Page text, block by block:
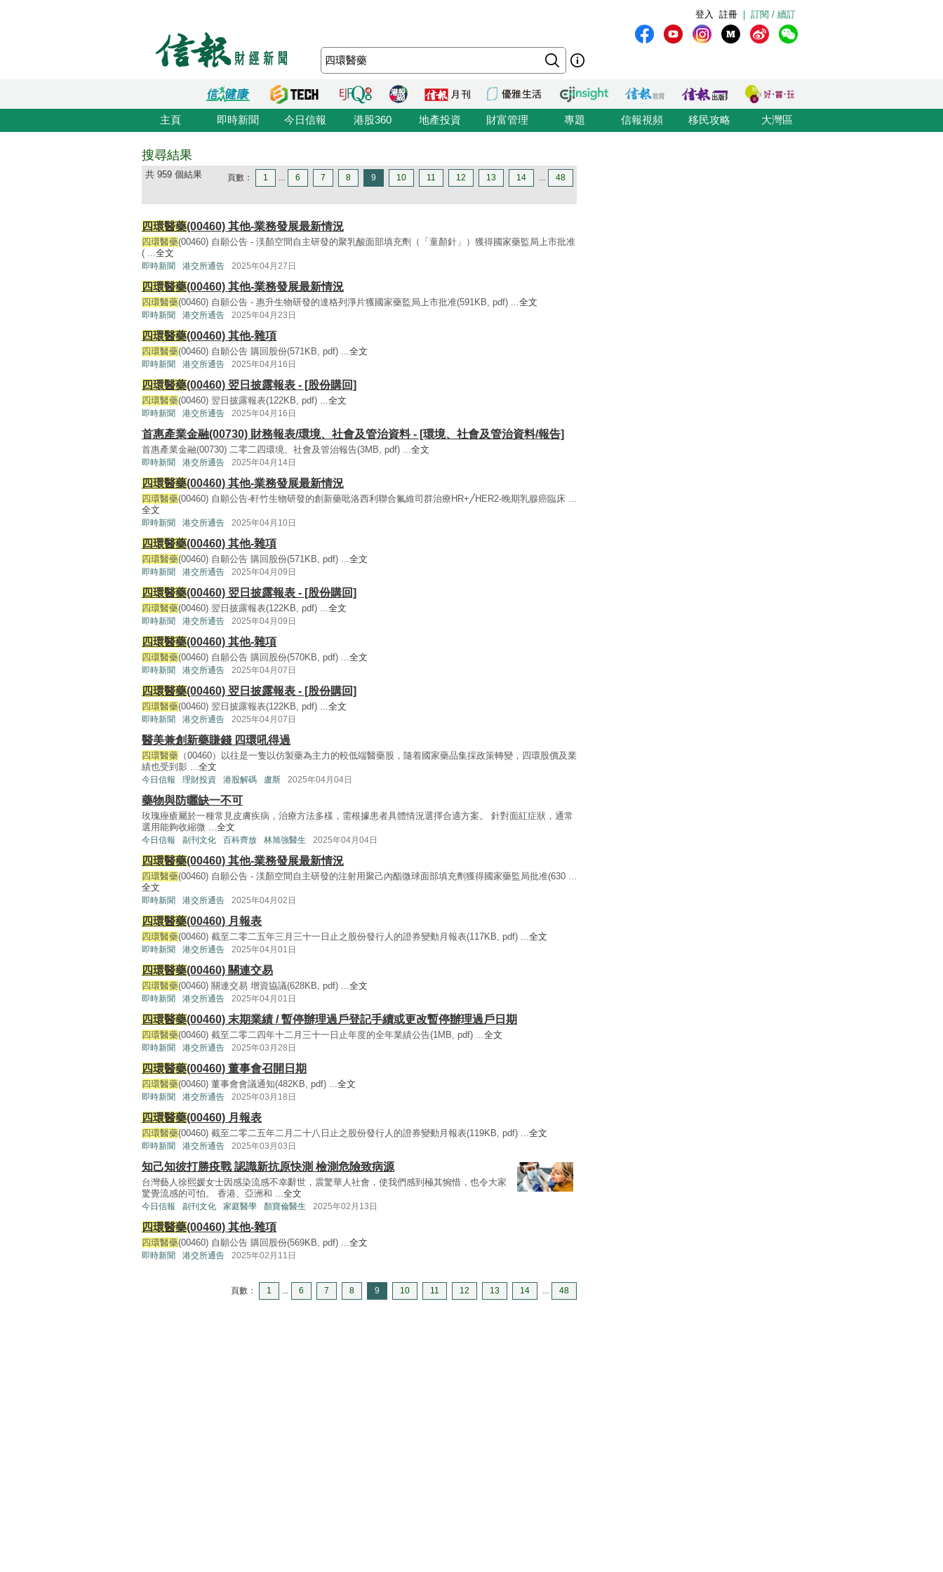
訂閱 / 續訂
註冊
登入
主頁 即時新聞 今日信報 港股360 地產投資 財富管理 專題 信報視頻 移民攻略 大灣區
搜尋結果
共 959 個結果 頁數： 1 ... 6 7 8 9 10 11 12 13 14 ... 48
四環醫藥(00460) 其他-業務發展最新情況
四環醫藥(00460) 自願公告 - 渼顏空間自主研發的聚乳酸面部填充劑（「童顏針」）獲得國家藥監局上市批准
( ...全文
即時新聞 港交所通告 2025年04月27日
四環醫藥(00460) 其他-業務發展最新情況
四環醫藥(00460) 自願公告 - 惠升生物研發的達格列淨片獲國家藥監局上市批准(591KB, pdf) ...全文
即時新聞 港交所通告 2025年04月23日
四環醫藥(00460) 其他-雜項
四環醫藥(00460) 自願公告 購回股份(571KB, pdf) ...全文
即時新聞 港交所通告 2025年04月16日
四環醫藥(00460) 翌日披露報表 - [股份購回]
四環醫藥(00460) 翌日披露報表(122KB, pdf) ...全文
即時新聞 港交所通告 2025年04月16日
首惠產業金融(00730) 財務報表/環境、社會及管治資料 - [環境、社會及管治資料/報告]
首惠產業金融(00730) 二零二四環境、社會及管治報告(3MB, pdf) ...全文
即時新聞 港交所通告 2025年04月14日
四環醫藥(00460) 其他-業務發展最新情況
四環醫藥(00460) 自願公告-軒竹生物研發的創新藥吡洛西利聯合氟維司群治療HR+╱HER2-晚期乳腺癌臨床 ...
全文
即時新聞 港交所通告 2025年04月10日
四環醫藥(00460) 其他-雜項
四環醫藥(00460) 自願公告 購回股份(571KB, pdf) ...全文
即時新聞 港交所通告 2025年04月09日
四環醫藥(00460) 翌日披露報表 - [股份購回]
四環醫藥(00460) 翌日披露報表(122KB, pdf) ...全文
即時新聞 港交所通告 2025年04月09日
四環醫藥(00460) 其他-雜項
四環醫藥(00460) 自願公告 購回股份(570KB, pdf) ...全文
即時新聞 港交所通告 2025年04月07日
四環醫藥(00460) 翌日披露報表 - [股份購回]
四環醫藥(00460) 翌日披露報表(122KB, pdf) ...全文
即時新聞 港交所通告 2025年04月07日
醫美兼創新藥賺錢 四環吼得過
四環醫藥 （00460）以往是一隻以仿製藥為主力的較低端醫藥股，隨着國家藥品集採政策轉變，四環股價及業
績也受到影 ...全文
今日信報 理財投資 港股解碼 盧斯 2025年04月04日
藥物與防曬缺一不可
玫瑰痤瘡屬於一種常見皮膚疾病，治療方法多樣，需根據患者具體情況選擇合適方案。 針對面紅症狀，通常
選用能夠收縮微 ...全文
今日信報 副刊文化 百科齊放 林旭強醫生 2025年04月04日
四環醫藥(00460) 其他-業務發展最新情況
四環醫藥(00460) 自願公告 - 渼顏空間自主研發的注射用聚己內酯微球面部填充劑獲得國家藥監局批准(630 ...
全文
即時新聞 港交所通告 2025年04月02日
四環醫藥(00460) 月報表
四環醫藥(00460) 截至二零二五年三月三十一日止之股份發行人的證券變動月報表(117KB, pdf) ...全文
即時新聞 港交所通告 2025年04月01日
四環醫藥(00460) 關連交易
四環醫藥(00460) 關連交易 增資協議(628KB, pdf) ...全文
即時新聞 港交所通告 2025年04月01日
四環醫藥(00460) 末期業績 / 暫停辦理過戶登記手續或更改暫停辦理過戶日期
四環醫藥(00460) 截至二零二四年十二月三十一日止年度的全年業績公告(1MB, pdf) ...全文
即時新聞 港交所通告 2025年03月28日
四環醫藥(00460) 董事會召開日期
四環醫藥(00460) 董事會會議通知(482KB, pdf) ...全文
即時新聞 港交所通告 2025年03月18日
四環醫藥(00460) 月報表
四環醫藥(00460) 截至二零二五年二月二十八日止之股份發行人的證券變動月報表(119KB, pdf) ...全文
即時新聞 港交所通告 2025年03月03日
知己知彼打勝疫戰 認識新抗原快測 檢測危險致病源
台灣藝人徐熙媛女士因感染流感不幸辭世，震驚華人社會，使我們感到極其惋惜，也令大家
驚覺流感的可怕。 香港、亞洲和 ...全文
今日信報 副刊文化 家庭醫學 顏寶倫醫生 2025年02月13日
四環醫藥(00460) 其他-雜項
四環醫藥(00460) 自願公告 購回股份(569KB, pdf) ...全文
即時新聞 港交所通告 2025年02月11日
頁數： 1 ... 6 7 8 9 10 11 12 13 14 ... 48